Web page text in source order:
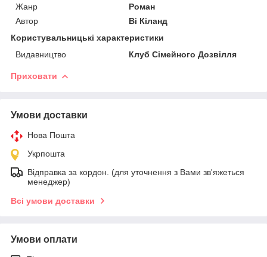
Жанр
Роман
Автор
Ві Кіланд
Користувальницькі характеристики
Видавництво
Клуб Сімейного Дозвілля
Приховати
Умови доставки
Нова Пошта
Укрпошта
Відправка за кордон. (для уточнення з Вами зв'яжеться
менеджер)
Всі умови доставки
Умови оплати